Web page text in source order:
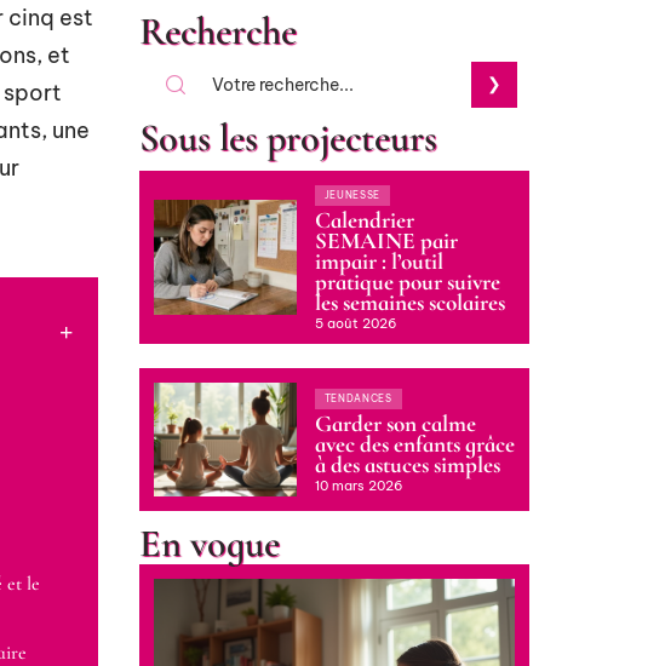
cinq est
et
sport
une
et le
Recherche
Sous les projecteurs
JEUNESSE
Calendrier
SEMAINE pair
impair : l’outil
pratique pour suivre
les semaines scolaires
5 août 2026
TENDANCES
Garder son calme
avec des enfants grâce
à des astuces simples
10 mars 2026
En vogue